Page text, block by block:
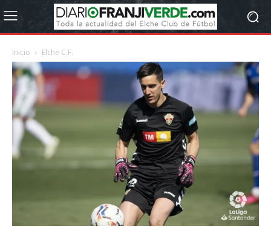
Inicio Elche C.F.